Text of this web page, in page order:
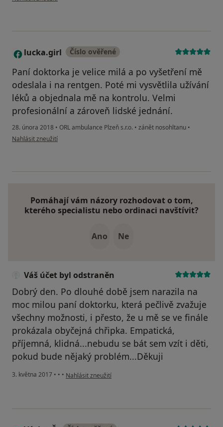
L lucka.girl Číslo ověřené
Paní doktorka je velice milá a po vyšetření mě
odeslala i na rentgen. Poté mi vysvětlila užívání
léků a objednala mě na kontrolu. Velmi
profesionální a zároveň lidské jednání.
28. února 2018 • ORL ambulance Plzeň s.r.o. • zánět nosohltanu •
podle názoru uživatele lucka.girl
Nahlásit zneužití
Pomáhají vám názory rozhodovat o tom,
kterého specialistu nebo ordinaci navštívit?
Ano Ne
Váš účet byl odstraněn
Dobrý den. Po dlouhé době jsem narazila na
moc milou paní doktorku, která pečlivě zvažuje
všechny možnosti, i přesto, že u mě se ve finále
prokázala obyčejná chřipka. Empatická,
příjemná, klidná...nebudu se bát sem vzít i děti,
pokud bude nějaký problém...Děkuji
3. května 2017 • • • podle názoru uživatele Váš účet byl odstraněn
Nahlásit zneužití